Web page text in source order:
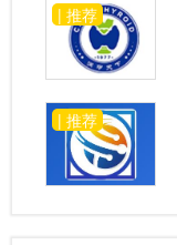
| 推荐
| 推荐